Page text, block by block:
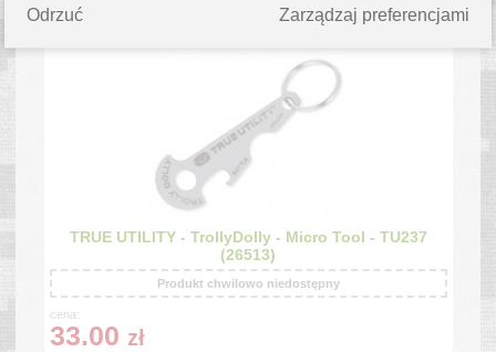
18.56
TRUE UTILITY - TrollyDolly - Micro Tool - TU237
(26513)
Produkt chwilowo niedostępny
cena:
33.00 zł
Zarządzaj preferencjami
Odrzuć